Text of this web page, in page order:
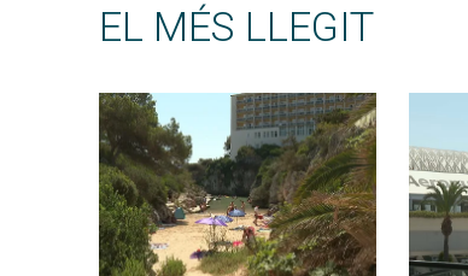
EL MÉS LLEGIT